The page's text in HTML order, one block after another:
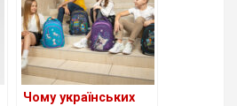
Чому українських